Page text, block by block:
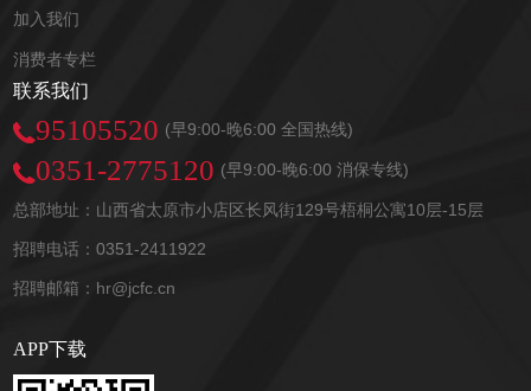
加入我们
消费者专栏
联系我们
95105520 (早9:00-晚6:00 全国热线)
0351-2775120 (早9:00-晚6:00 消保专线)
总部地址：山西省太原市小店区长风街129号梧桐公寓10层-15层
招聘电话：0351-2411922
招聘邮箱：hr@jcfc.cn
APP下载